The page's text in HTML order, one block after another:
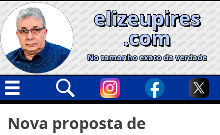
Skip
to
content
elizeupires
.com
No tamanho exato da verdade
Geral
por:
Nova proposta de